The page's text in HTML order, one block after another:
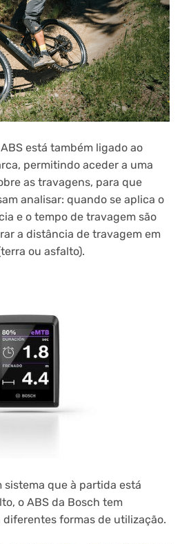
está também ligado ao
permitindo aceder a uma
as travagens, para que
analisar: quando se aplica o
e o tempo de travagem são
a distância de travagem em
ou asfalto).
sistema que à partida está
o ABS da Bosch tem
formas de utilização.